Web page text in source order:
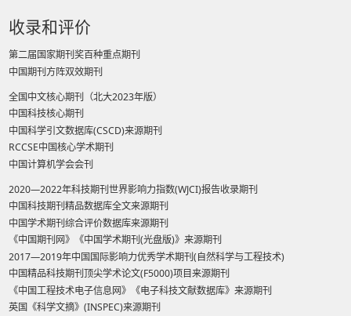
收录和评价
第二届国家期刊奖百种重点期刊
中国期刊方阵双效期刊
全国中文核心期刊（北大2023年版）
中国科技核心期刊
中国科学引文数据库(CSCD)来源期刊
RCCSE中国核心学术期刊
中国计算机学会会刊
2020—2022年科技期刊世界影响力指数(WJCI)报告收录期刊
中国科技期刊精品数据库全文来源期刊
中国学术期刊综合评价数据库来源期刊
《中国期刊网》《中国学术期刊(光盘版)》来源期刊
2017—2019年中国国际影响力优秀学术期刊(自然科学与工程技术)
中国精品科技期刊顶尖学术论文(F5000)项目来源期刊
《中国工程技术电子信息网》《电子科技文献数据库》来源期刊
英国《科学文摘》(INSPEC)来源期刊